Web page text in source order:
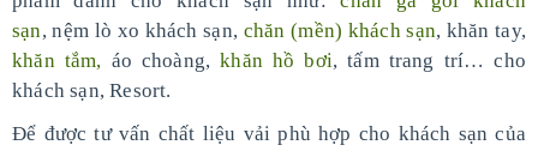
sạn, nệm lò xo khách sạn, chăn (mền) khách sạn, khăn tay,
khăn tắm, áo choàng,khăn hồ bơi, tấm trang trí… cho
khách sạn, Resort.
Để được tư vấn chất liệu vải phù hợp cho khách sạn của